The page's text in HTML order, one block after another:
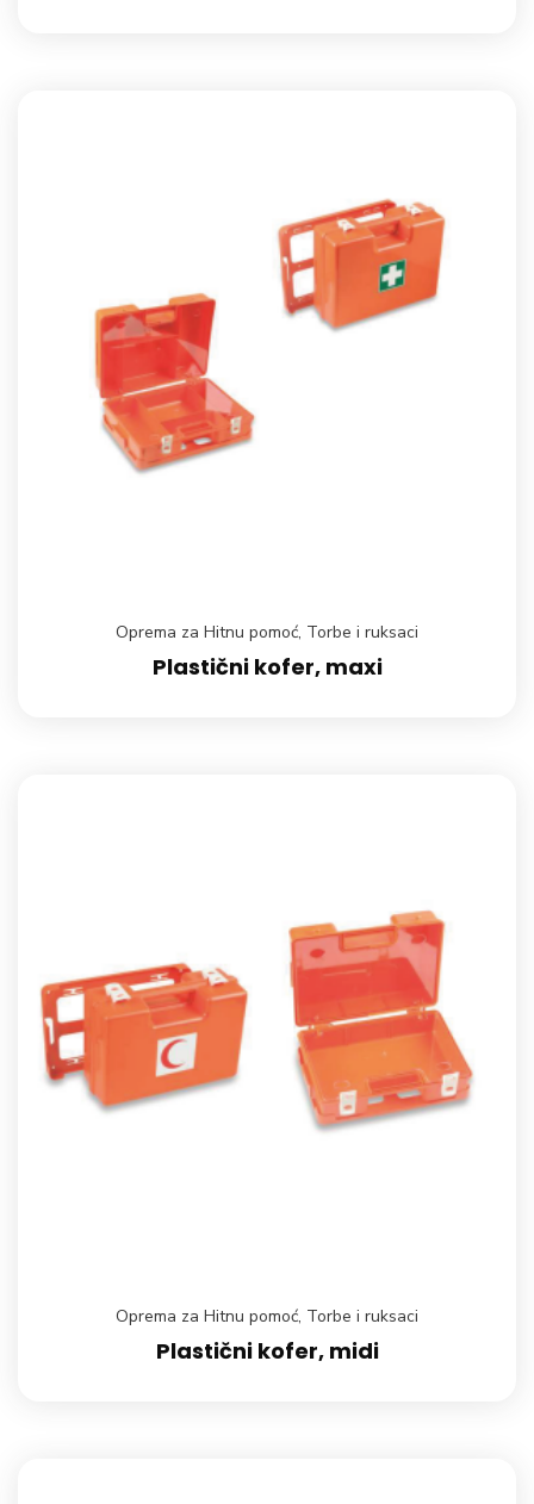
Oprema za Hitnu pomoć, Torbe i ruksaci
Plastični kofer, maxi
Oprema za Hitnu pomoć, Torbe i ruksaci
Plastični kofer, midi